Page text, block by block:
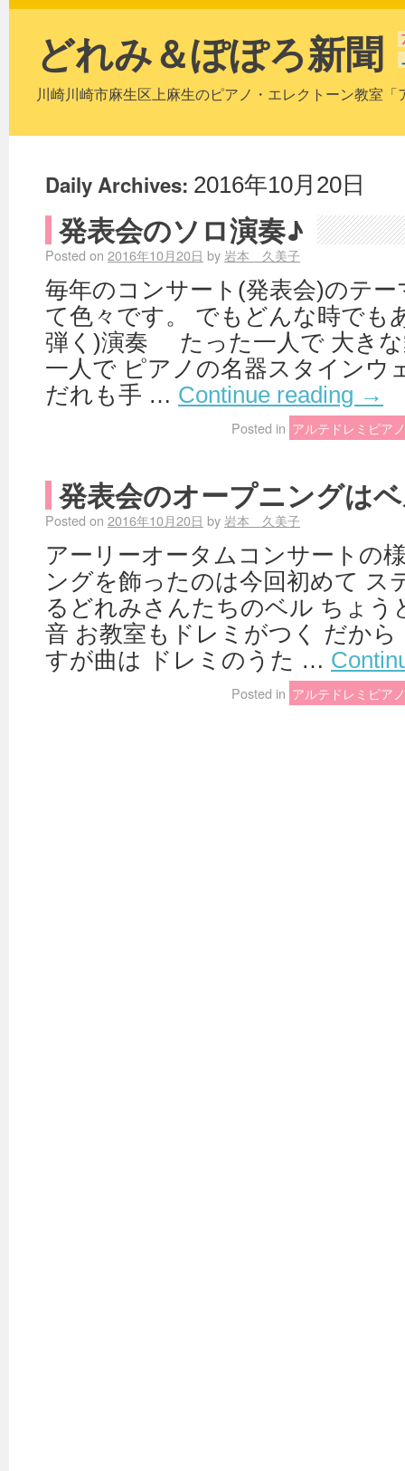
どれみ＆ぽぽろ新聞
川崎川崎市麻生区上麻生のピアノ・エレクトーン教室
Daily Archives: 2016年10月20日
発表会のソロ演奏♪
Posted on 2016年10月20日 by岩本 久美子
毎年のコンサート(発表会)のテ
て色々です。 でもどんな時でも
弾く)演奏 たった一人で 大きな
一人で ピアノの名器スタインウ
だれも手 … Continue reading →
Posted in アルテドレミピア
発表会のオープニングは
Posted on 2016年10月20日 by岩本 久美子
アーリーオータムコンサートの
ングを飾ったのは今回初めて ス
るどれみさんたちのベル ちょう
音 お教室もドレミがつく だか
すが曲は ドレミのうた …
Posted in アルテドレミピア